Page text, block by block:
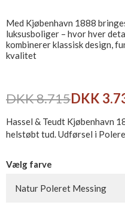
Med Kjøbenhavn 1888
luksusboliger – hvor hver
kombinerer klassisk design,
kvalitet
DKK 8.715DKK
Hassel & Teudt Kjøbenhavn
helstøbt tud. Udførsel i
Vælg farve
Natur Poleret Messing